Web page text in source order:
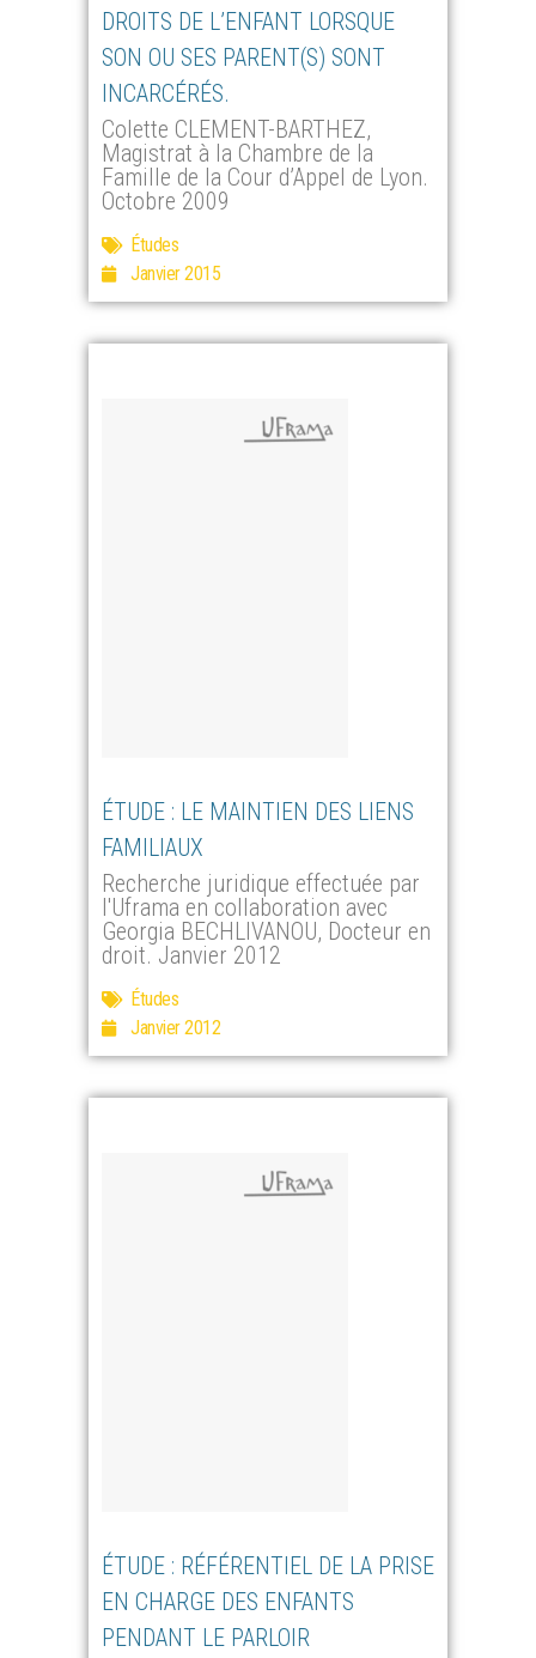
DROITS DE L’ENFANT LORSQUE
SON OU SES PARENT(S) SONT
INCARCÉRÉS.
Colette CLEMENT-BARTHEZ,
Magistrat à la Chambre de la
Famille de la Cour d’Appel de Lyon.
Octobre 2009
Études
Janvier 2015
ÉTUDE : LE MAINTIEN DES LIENS
FAMILIAUX
Recherche juridique effectuée par
l'Uframa en collaboration avec
Georgia BECHLIVANOU, Docteur en
droit. Janvier 2012
Études
Janvier 2012
ÉTUDE : RÉFÉRENTIEL DE LA PRISE
EN CHARGE DES ENFANTS
PENDANT LE PARLOIR